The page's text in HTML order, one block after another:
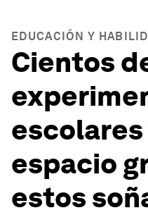
EDUCACIÓN Y
Cientos
espacio
estos